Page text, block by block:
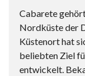
Cabarete
Nordküste der
Küstenort hat
beliebten Ziel
entwickelt.